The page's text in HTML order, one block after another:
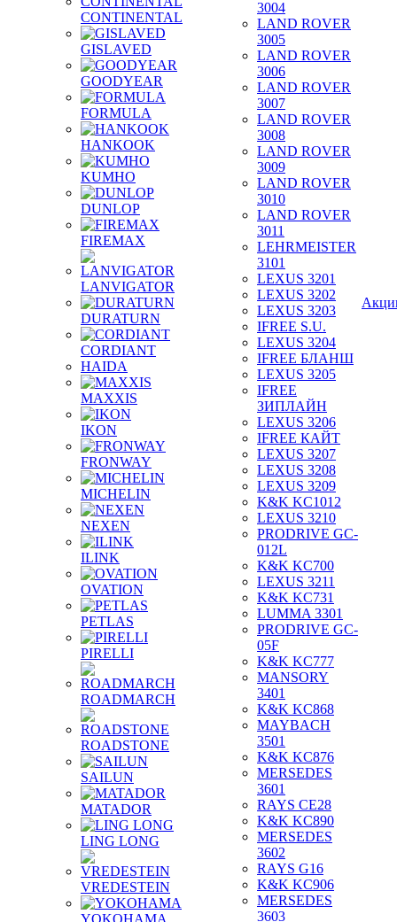
CONTINENTAL
GISLAVED
GOODYEAR
FORMULA
HANKOOK
KUMHO
DUNLOP
FIREMAX
LANVIGATOR
DURATURN
CORDIANT
HAIDA
MAXXIS
IKON
FRONWAY
MICHELIN
NEXEN
ILINK
OVATION
PETLAS
PIRELLI
ROADMARCH
ROADSTONE
SAILUN
MATADOR
LING LONG
VREDESTEIN
YOKOHAMA
3004
LAND ROVER
3005
LAND ROVER
3006
LAND ROVER
3007
LAND ROVER
3008
LAND ROVER
3009
LAND ROVER
3010
LAND ROVER
3011
LEHRMEISTER
3101
LEXUS 3201
LEXUS 3202
LEXUS 3203
IFREE S.U.
LEXUS 3204
IFREE БЛАНШ
LEXUS 3205
IFREE
ЗИПЛАЙН
LEXUS 3206
IFREE КАЙТ
LEXUS 3207
LEXUS 3208
LEXUS 3209
K&K KC1012
LEXUS 3210
PRODRIVE GC-
012L
K&K KC700
LEXUS 3211
K&K KC731
LUMMA 3301
PRODRIVE GC-
05F
K&K KC777
MANSORY
3401
K&K KC868
MAYBACH
3501
K&K KC876
MERSEDES
3601
RAYS CE28
K&K KC890
MERSEDES
3602
RAYS G16
K&K KC906
MERSEDES
3603